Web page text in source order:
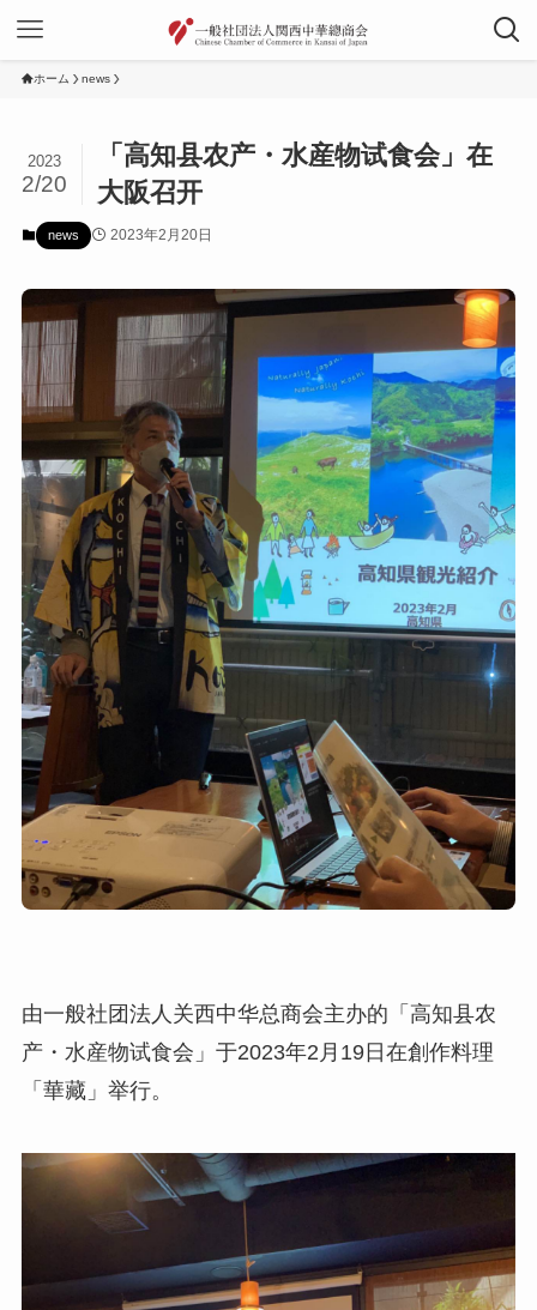
ホーム news
「高知县农产・水産物试食会」在
大阪召开
2023
2/20
news 2023年2月20日
由一般社团法人关西中华总商会主办的「高知县农
产・水産物试食会」于2023年2月19日在創作料理
「華藏」举行。